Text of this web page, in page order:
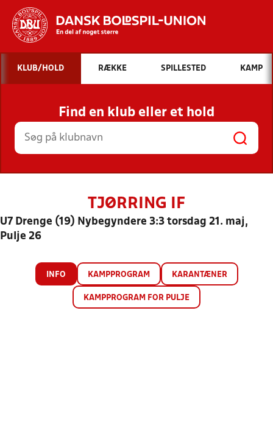
Hvad vil du søge efter?
INDHOLD OG NYHEDER
STILLINGER, RESULTATER, KLUBBER OG
HOLD
KLUB/HOLD RÆKKE SPILLESTED KAMP
Find en klub eller et hold
TJØRRING IF
U7 Drenge (19) Nybegyndere 3:3 torsdag 21. maj,
Pulje 26
INFO KAMPPROGRAM KARANTÆNER
KAMPPROGRAM FOR PULJE